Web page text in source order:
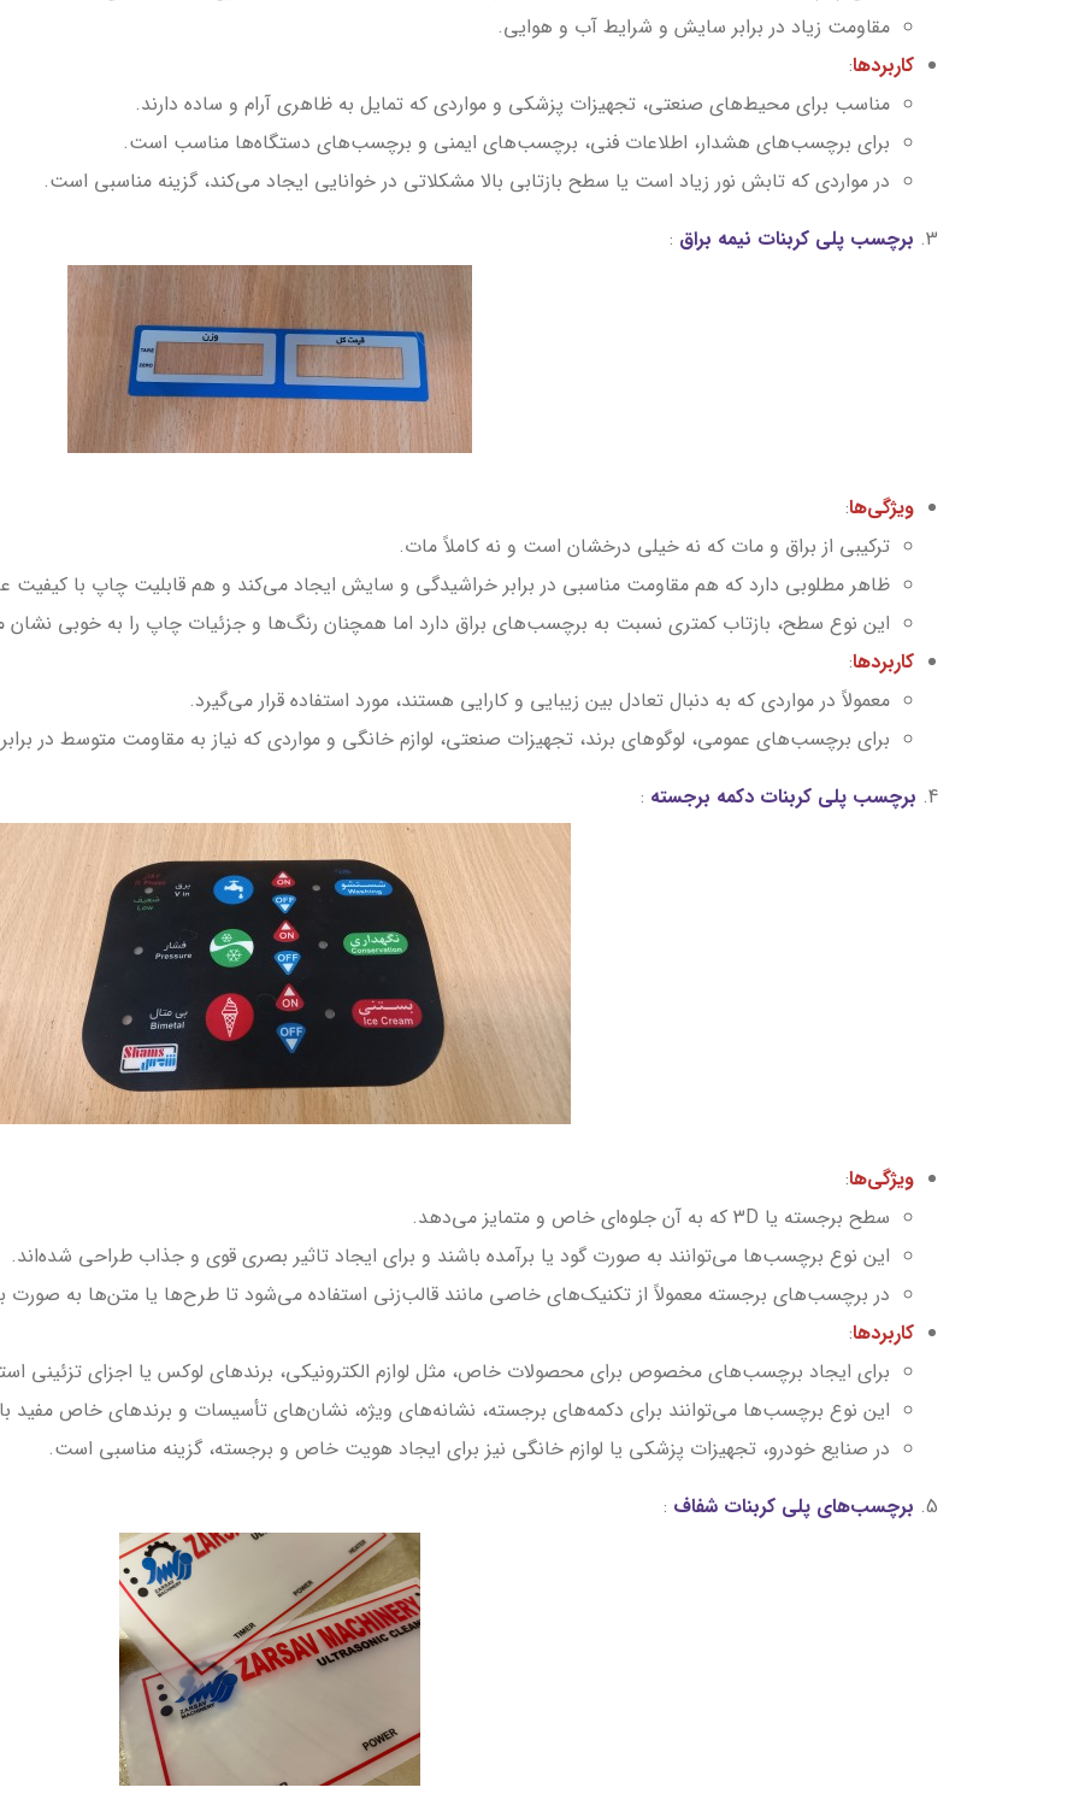
مقاومت زیاد در برابر سایش و شرایط آب و هوایی.
کاربردها:
مناسب برای محیط‌های صنعتی، تجهیزات پزشکی و مواردی که تمایل به ظاهری آرام و ساده دارند.
برای برچسب‌های هشدار، اطلاعات فنی، برچسب‌های ایمنی و برچسب‌های دستگاه‌ها مناسب است.
در مواردی که تابش نور زیاد است یا سطح بازتابی بالا مشکلاتی در خوانایی ایجاد می‌کند، گزینه مناسبی است.
3. برچسب پلی کربنات نیمه براق :
ویژگی‌ها:
ترکیبی از براق و مات که نه خیلی درخشان است و نه کاملاً مات.
ظاهر مطلوبی دارد که هم مقاومت مناسبی در برابر خراشیدگی و سایش ایجاد می‌کند و هم قابلیت چاپ با کیفیت
این نوع سطح، بازتاب کمتری نسبت به برچسب‌های براق دارد اما همچنان رنگ‌ها و جزئیات چاپ را به خوبی
کاربردها:
معمولاً در مواردی که به دنبال تعادل بین زیبایی و کارایی هستند، مورد استفاده قرار می‌گیرد.
برای برچسب‌های عمومی، لوگوهای برند، تجهیزات صنعتی، لوازم خانگی و مواردی که نیاز به مقاومت متوسط در
4. برچسب پلی کربنات دکمه برجسته :
ویژگی‌ها:
سطح برجسته یا 3D که به آن جلوه‌ای خاص و متمایز می‌دهد.
این نوع برچسب‌ها می‌توانند به صورت گود یا برآمده باشند و برای ایجاد تاثیر بصری قوی و جذاب طراحی شده‌اند.
در برچسب‌های برجسته معمولاً از تکنیک‌های خاصی مانند قالب‌زنی استفاده می‌شود تا طرح‌ها یا متن‌ها به صورت
کاربردها:
برای ایجاد برچسب‌های مخصوص برای محصولات خاص، مثل لوازم الکترونیکی، برندهای لوکس یا اجزای تزئینی
این نوع برچسب‌ها می‌توانند برای دکمه‌های برجسته، نشانه‌های ویژه، نشان‌های تأسیسات و برندهای خاص مفید
در صنایع خودرو، تجهیزات پزشکی یا لوازم خانگی نیز برای ایجاد هویت خاص و برجسته، گزینه مناسبی است.
5. برچسب‌های پلی کربنات شفاف :